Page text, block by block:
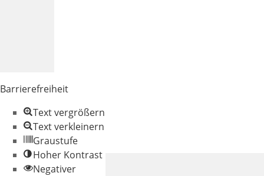
Barrierefreiheit
Text vergrößern
Text verkleinern
Graustufe
Hoher Kontrast
Negativer